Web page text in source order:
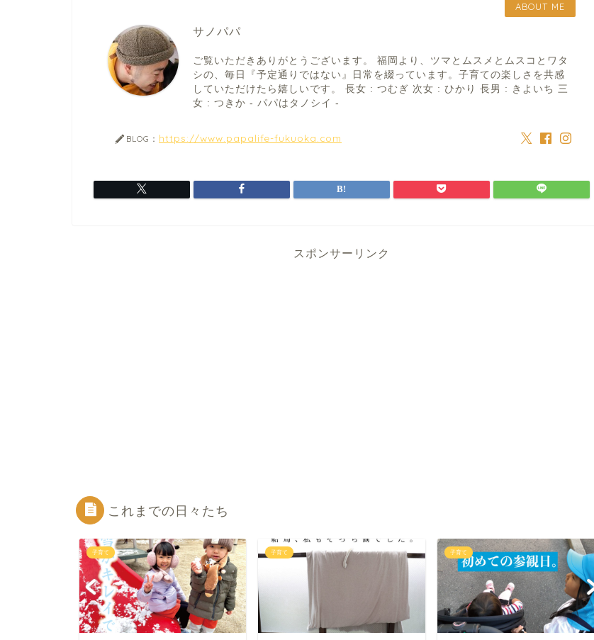
ABOUT ME
サノパパ
ご覧いただきありがとうございます。 福岡より、ツマとムスメとムスコとワタ
シの、毎日『予定通りではない』日常を綴っています。子育ての楽しさを共感
していただけたら嬉しいです。 長女 : つむぎ 次女 : ひかり 長男 : きよいち 三
女 : つきか - パパはタノシイ -
BLOG： https://www.papalife-fukuoka.com
スポンサーリンク
これまでの日々たち
子育て 子育て 子育て